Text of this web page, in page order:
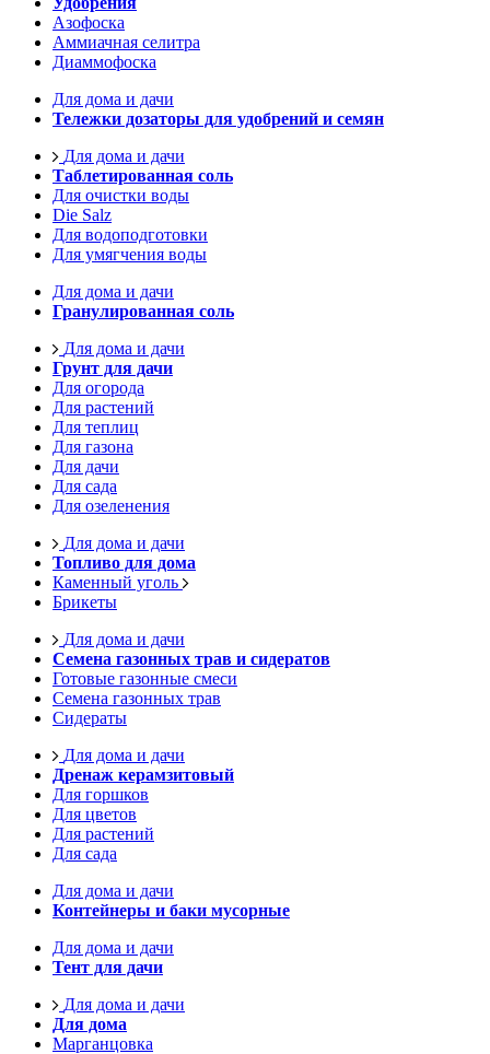
Азофоска
Аммиачная селитра
Диаммофоска
Для дома и дачи
Тележки дозаторы для удобрений и семян
Для дома и дачи
Таблетированная соль
Для очистки воды
Die Salz
Для водоподготовки
Для умягчения воды
Для дома и дачи
Гранулированная соль
Для дома и дачи
Грунт для дачи
Для огорода
Для растений
Для теплиц
Для газона
Для дачи
Для сада
Для озеленения
Для дома и дачи
Топливо для дома
Каменный уголь
Брикеты
Для дома и дачи
Семена газонных трав и сидератов
Готовые газонные смеси
Семена газонных трав
Сидераты
Для дома и дачи
Дренаж керамзитовый
Для горшков
Для цветов
Для растений
Для сада
Для дома и дачи
Контейнеры и баки мусорные
Для дома и дачи
Тент для дачи
Для дома и дачи
Для дома
Марганцовка